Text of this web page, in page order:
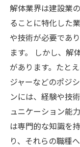
解体業界は建設業
ることに特化した
や技術が必要であ
ます。 しかし、解
があります。たと
ジャーなどのポジ
ンには、経験や技
ュニケーション能
は専門的な知識を
り、それらの職種